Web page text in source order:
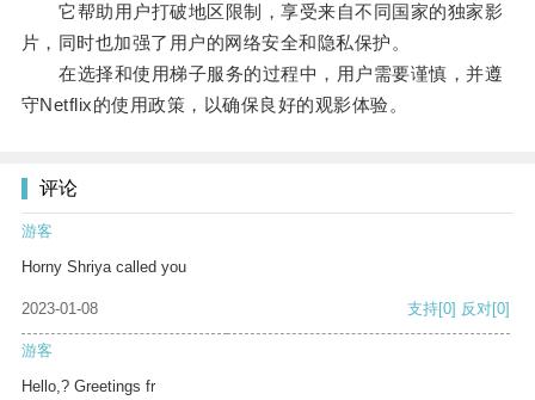
它帮助用户打破地区限制，享受来自不同国家的独家影
片，同时也加强了用户的网络安全和隐私保护。
在选择和使用梯子服务的过程中，用户需要谨慎，并遵
守Netflix的使用政策，以确保良好的观影体验。
评论
游客
Horny Shriya called you
2023-01-08 支持[0] 反对[0]
游客
Hello,? Greetings fr